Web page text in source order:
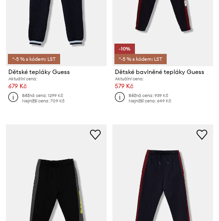
*-5 % s kódem: LST
Dětské tepláky Guess
Aktuální cena:
679 Kč
Běžná cena:1299 Kč
Nejnižší cena:709 Kč
-10%
*-5 % s kódem: LST
Dětské bavlněné tepláky Guess
Aktuální cena:
579 Kč
Běžná cena:939 Kč
Nejnižší cena:649 Kč